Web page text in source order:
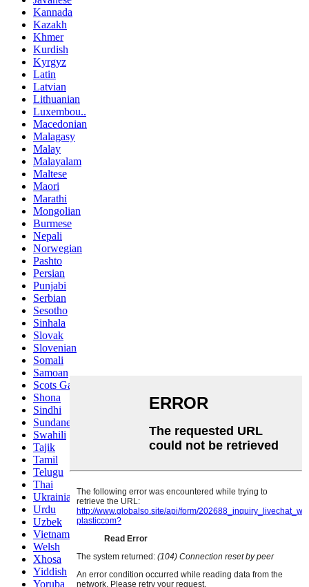
Kannada
Kazakh
Khmer
Kurdish
Kyrgyz
Latin
Latvian
Lithuanian
Luxembou..
Macedonian
Malagasy
Malay
Malayalam
Maltese
Maori
Marathi
Mongolian
Burmese
Nepali
Norwegian
Pashto
Persian
Punjabi
Serbian
Sesotho
Sinhala
Slovak
Slovenian
Somali
Samoan
Scots Gaelic
Shona
Sindhi
Sundanese
Swahili
Tajik
Tamil
Telugu
Thai
Ukrainian
Urdu
Uzbek
Vietnamese
Welsh
Xhosa
Yiddish
Yoruba